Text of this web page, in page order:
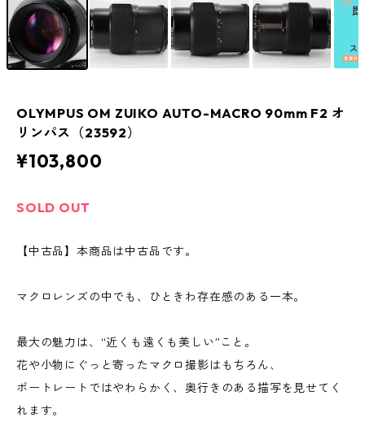
OLYMPUS OM ZUIKO AUTO-MACRO 90mm F2 オ
リンパス（23592）
¥103,800
SOLD OUT
【中古品】本商品は中古品です。
マクロレンズの中でも、ひときわ存在感のある一本。
最大の魅力は、“近くも遠くも美しい”こと。
花や小物にぐっと寄ったマクロ撮影はもちろん、
ポートレートではやわらかく、奥行きのある描写を見せてく
れます。